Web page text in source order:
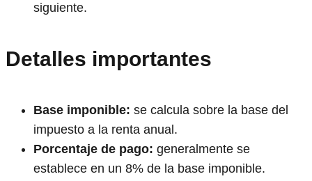
siguiente.
Detalles importantes
Base imponible: se calcula sobre la base del
impuesto a la renta anual.
Porcentaje de pago: generalmente se
establece en un 8% de la base imponible.